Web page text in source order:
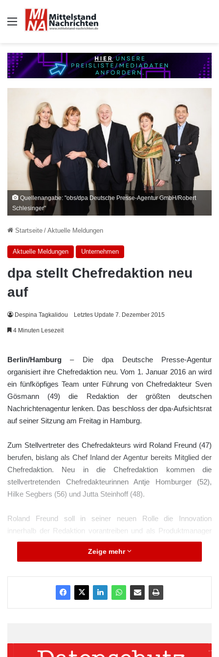
Auswahl
Quellenangabe: "obs/dpa Deutsche Presse-Agentur GmbH/Robert
Schlesinger"
Startseite / Aktuelle Meldungen
Aktuelle Meldungen Unternehmen
dpa stellt Chefredaktion neu
auf
Despina Tagkalidou Letztes Update 7. Dezember 2015
4 Minuten Lesezeit
Berlin/Hamburg – Die dpa Deutsche Presse-Agentur
organisiert ihre Chefredaktion neu. Vom 1. Januar 2016 an wird
ein fünfköpfiges Team unter Führung von Chefredakteur Sven
Gösmann (49) die Redaktion der größten deutschen
Nachrichtenagentur lenken. Das beschloss der dpa-Aufsichtsrat
auf seiner Sitzung am Freitag in Hamburg.
Zum Stellvertreter des Chefredakteurs wird Roland Freund (47)
berufen, bislang als Chef Inland der Agentur bereits Mitglied der
Chefredaktion. Neu in die Chefredaktion kommen die
stellvertretenden Chefredakteurinnen Antje Homburger (52),
Hilke Segbers (56) und Jutta Steinhoff (48).
Roland Freund soll in seiner neuen Rolle die Innovation
innerhalb der Redaktion vorantreiben und als Produktmanager
die Basis-, Landes- und Fremdsprachendienste sowie den
Bildfunk der dpa weiterentwickeln. dpa-Chefredakteur Sven
Redaktionsmanager. Er soll die Ergebnisse des von ihm in den
vergangenen Monaten geleiteten dpa next Lab umsetzen und
Zeige mehr